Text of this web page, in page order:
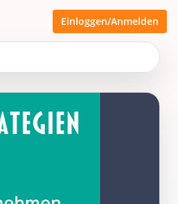
Einloggen/Anmelden